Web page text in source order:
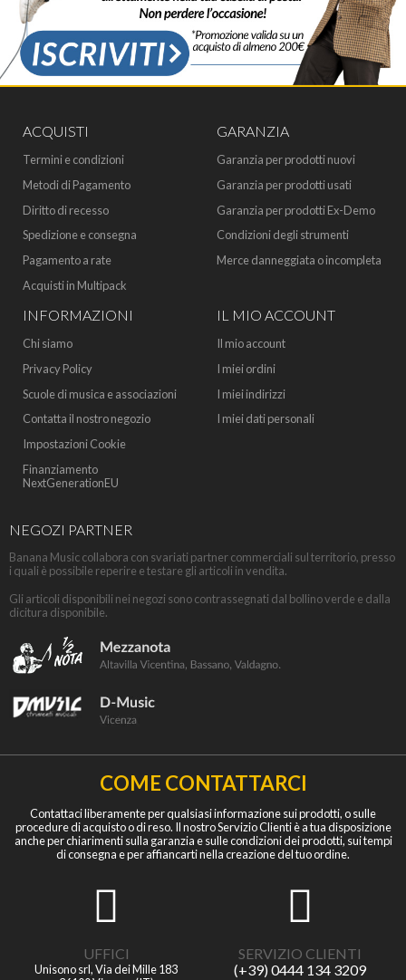
ACQUISTI
Termini e condizioni
Metodi di Pagamento
Diritto di recesso
Spedizione e consegna
Pagamento a rate
Acquisti in Multipack
GARANZIA
Garanzia per prodotti nuovi
Garanzia per prodotti usati
Garanzia per prodotti Ex-Demo
Condizioni degli strumenti
Merce danneggiata o incompleta
INFORMAZIONI
Chi siamo
Privacy Policy
Scuole di musica e associazioni
Contatta il nostro negozio
Impostazioni Cookie
Finanziamento
NextGenerationEU
IL MIO ACCOUNT
Il mio account
I miei ordini
I miei indirizzi
I miei dati personali
NEGOZI PARTNER
Banana Music collabora con svariati partner commerciali sul territorio, presso
i quali è possibile reperire e testare gli articoli in vendita.
Gli articoli disponibili nei negozi sono contrassegnati dal bollino verde e dalla
dicitura disponibile.
COME CONTATTARCI
Contattaci liberamente per qualsiasi informazione sui prodotti, o sulle
procedure di acquisto o di reso. Il nostro Servizio Clienti è a tua disposizione
anche per chiarimenti sulla garanzia e sulle condizioni dei prodotti, sui tempi
di consegna e per affiancarti nella creazione del tuo ordine.
UFFICI
Unisono srl, Via dei Mille 183
SERVIZIO CLIENTI
(+39) 0444 134 3209